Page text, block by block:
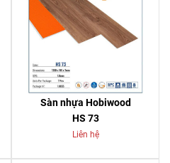
Sàn nhựa Hobiwood
HS 73
Liên hệ